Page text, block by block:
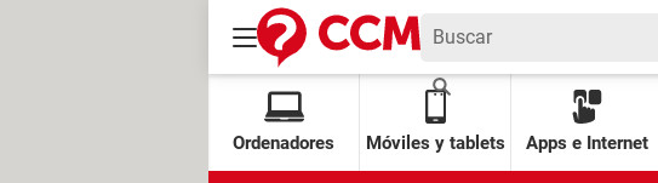
Ordenadores Móviles y tablets Apps e Internet